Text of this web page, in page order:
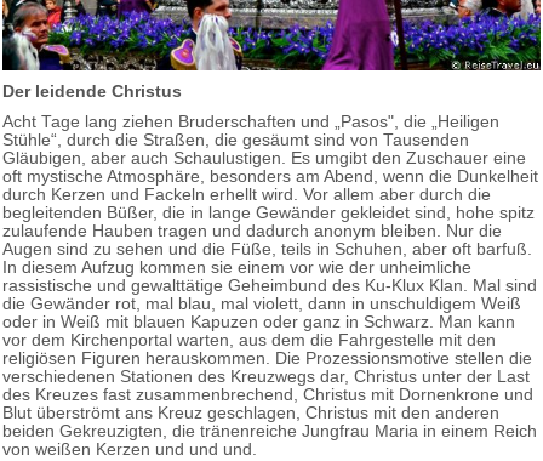
Der leidende Christus
Acht Tage lang ziehen Bruderschaften und „Pasos", die „Heiligen
Stühle“, durch die Straßen, die gesäumt sind von Tausenden
Gläubigen, aber auch Schaulustigen. Es umgibt den Zuschauer eine
oft mystische Atmosphäre, besonders am Abend, wenn die Dunkelheit
durch Kerzen und Fackeln erhellt wird. Vor allem aber durch die
begleitenden Büßer, die in lange Gewänder gekleidet sind, hohe spitz
zulaufende Hauben tragen und dadurch anonym bleiben. Nur die
Augen sind zu sehen und die Füße, teils in Schuhen, aber oft barfuß.
In diesem Aufzug kommen sie einem vor wie der unheimliche
rassistische und gewalttätige Geheimbund des Ku-Klux Klan. Mal sind
die Gewänder rot, mal blau, mal violett, dann in unschuldigem Weiß
oder in Weiß mit blauen Kapuzen oder ganz in Schwarz. Man kann
vor dem Kirchenportal warten, aus dem die Fahrgestelle mit den
religiösen Figuren herauskommen. Die Prozessionsmotive stellen die
verschiedenen Stationen des Kreuzwegs dar, Christus unter der Last
des Kreuzes fast zusammenbrechend, Christus mit Dornenkrone und
Blut überströmt ans Kreuz geschlagen, Christus mit den anderen
beiden Gekreuzigten, die tränenreiche Jungfrau Maria in einem Reich
von weißen Kerzen und und und.